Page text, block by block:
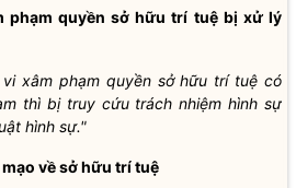
phạm quyền sở hữu trí tuệ bị xử lý
xâm phạm quyền sở hữu trí tuệ có
thì bị truy cứu trách nhiệm hình sự
hình sự."
về sở hữu trí tuệ